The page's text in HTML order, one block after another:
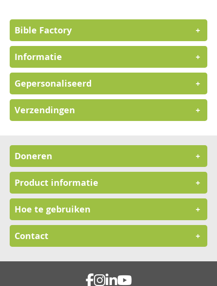
Bible Factory +
Informatie +
Gepersonaliseerd +
Verzendingen +
Doneren +
Product informatie +
Hoe te gebruiken +
Contact +